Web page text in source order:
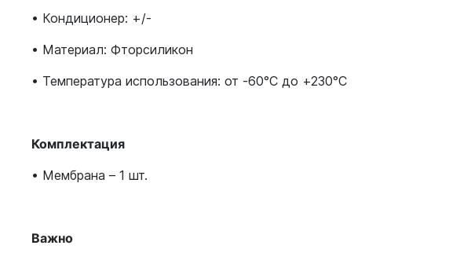
• Кондиционер: +/-
• Материал: Фторсиликон
• Температура использования: от -60°C до +230°C
Комплектация
• Мембрана – 1 шт.
Важно